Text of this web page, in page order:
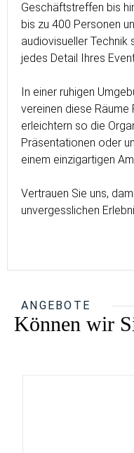
Geschäftstreffen bis
bis zu 400 Personen
audiovisueller Technik
jedes Detail Ihres
In einer ruhigen
vereinen diese
erleichtern so die
Präsentationen oder
einem einzigartigen
Vertrauen Sie uns,
unvergesslichen
ANGEBOTE
Können wir